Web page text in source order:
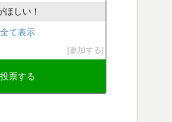
ほしい！
て表示
参加する
票する